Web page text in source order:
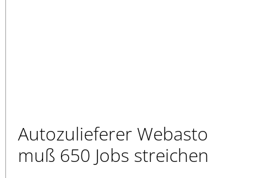
Autozulieferer Webasto
muß 650 Jobs streichen